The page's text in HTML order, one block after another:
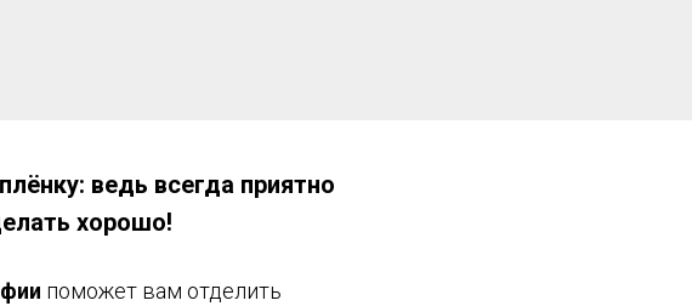
ведь всегда приятно
хорошо!
поможет вам отделить